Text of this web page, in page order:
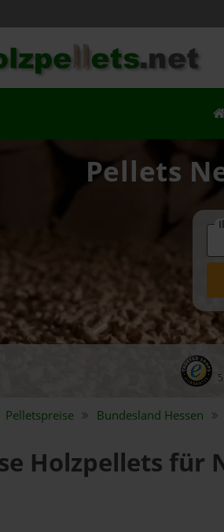
Pellets
Pelletspreise Bundesland Hessen
Holzpellets für